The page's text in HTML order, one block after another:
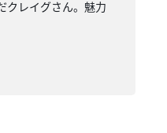
クレイグさん。魅力